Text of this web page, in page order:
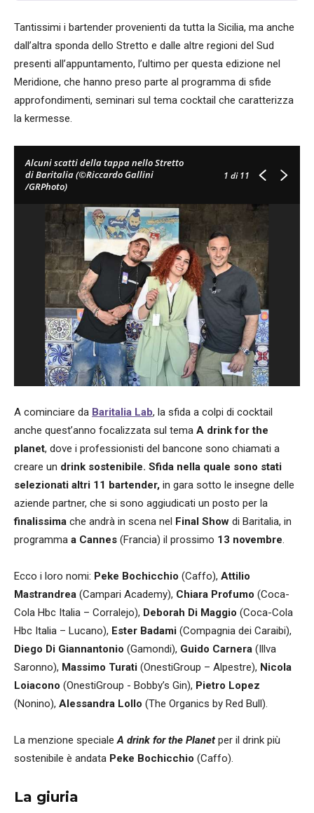
Tantissimi i bartender provenienti da tutta la Sicilia, ma anche
dall’altra sponda dello Stretto e dalle altre regioni del Sud
presenti all’appuntamento, l’ultimo per questa edizione nel
Meridione, che hanno preso parte al programma di sfide
approfondimenti, seminari sul tema cocktail che caratterizza
la kermesse.
Alcuni scatti della tappa nello Stretto
di Baritalia (©Riccardo Gallini
/GRPhoto)
1 di 11
A cominciare da Baritalia Lab, la sfida a colpi di cocktail
anche quest’anno focalizzata sul tema A drink for the
planet, dove i professionisti del bancone sono chiamati a
creare un drink sostenibile. Sfida nella quale sono stati
selezionati altri 11 bartender, in gara sotto le insegne delle
aziende partner, che si sono aggiudicati un posto per la
finalissima che andrà in scena nel Final Show di Baritalia, in
programma a Cannes (Francia) il prossimo 13 novembre.
Ecco i loro nomi: Peke Bochicchio (Caffo), Attilio
Mastrandrea (Campari Academy), Chiara Profumo (Coca-
Cola Hbc Italia – Corralejo), Deborah Di Maggio (Coca-Cola
Hbc Italia – Lucano), Ester Badami (Compagnia dei Caraibi),
Diego Di Giannantonio (Gamondi), Guido Carnera (Illva
Saronno), Massimo Turati (OnestiGroup – Alpestre), Nicola
Loiacono (OnestiGroup - Bobby’s Gin), Pietro Lopez
(Nonino), Alessandra Lollo (The Organics by Red Bull).
La menzione specialeA drink for the Planet per il drink più
sostenibile è andata Peke Bochicchio (Caffo).
La giuria